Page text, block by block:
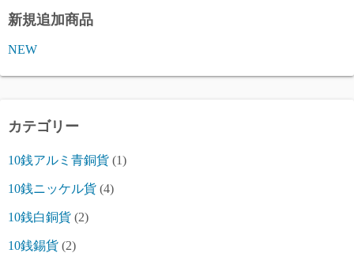
新規追加商品
NEW
カテゴリー
10銭アルミ青銅貨 (1)
10銭ニッケル貨 (4)
10銭白銅貨 (2)
10銭錫貨 (2)